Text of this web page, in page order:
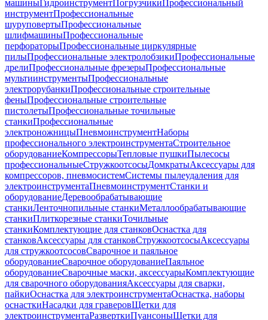
машиныГидроинструментПогрузчикиПрофессиональный
инструментПрофессиональные
шуруповертыПрофессиональные
шлифмашиныПрофессиональные
перфораторыПрофессиональные циркулярные
пилыПрофессиональные электролобзикиПрофессиональные
дрелиПрофессиональные фрезерыПрофессиональные
мультиинструментыПрофессиональные
электрорубанкиПрофессиональные строительные
феныПрофессиональные строительные
пистолетыПрофессиональные точильные
станкиПрофессиональные
электроножницыПневмоинструментНаборы
профессионального электроинструментаСтроительное
оборудованиеКомпрессорыТепловые пушкиПылесосы
профессиональныеСтружкоотсосыДомкратыАксессуары для
компрессоров, пневмосистемСистемы пылеудаления для
электроинструментаПневмоинструментСтанки и
оборудованиеДеревообрабатывающие
станкиЛенточнопильные станкиМеталлообрабатывающие
станкиПлиткорезные станкиТочильные
станкиКомплектующие для станковОснастка для
станковАксессуары для станковСтружкоотсосыАксессуары
для стружкоотсосовСварочное и паяльное
оборудованиеСварочное оборудованиеПаяльное
оборудованиеСварочные маски, аксессуарыКомплектующие
для сварочного оборудованияАксессуары для сварки,
пайкиОснастка для электроинструментаОснастка, наборы
оснасткиНасадки для граверовЩетки для
электроинструментаРазверткиПуансоныЩетки для